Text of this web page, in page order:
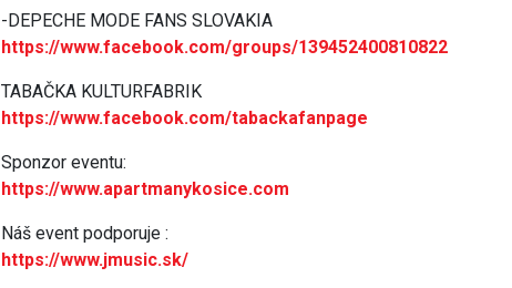
-DEPECHE MODE FANS SLOVAKIA
https://www.facebook.com/groups/139452400810822
TABAČKA KULTURFABRIK
https://www.facebook.com/tabackafanpage
Sponzor eventu:
https://www.apartmanykosice.com
Náš event podporuje :
https://www.jmusic.sk/